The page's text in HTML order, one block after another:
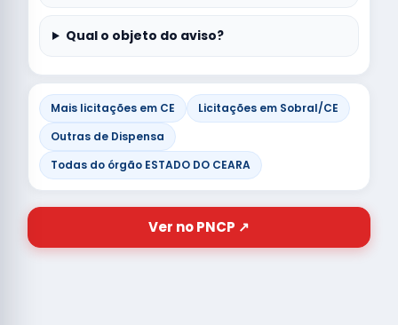
Qual o objeto do aviso?
Mais licitações em CE
Licitações em Sobral/CE
Outras de Dispensa
Todas do órgão ESTADO DO CEARA
Ver no PNCP ↗